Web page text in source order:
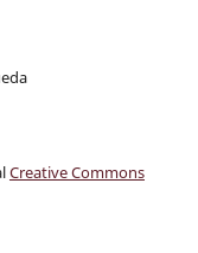
Creative Commons